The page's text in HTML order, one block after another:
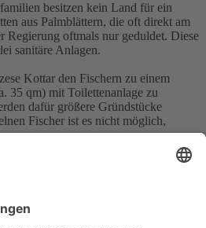
besitzen kein Land für ein
aus Palmblättern, die oft direkt am
Regierung oftmals nur geduldet. Diese
sanitäre Anlagen.
Kottar den Fischern zu einem
35 qm) mit Toilettenanlage zu
dafür größere Gründstücke
Fischer ist es nicht möglich,
sie einen Teil der Kosten als
sie durch Eigenleistung selbst
Nach dem Tsunami sind es